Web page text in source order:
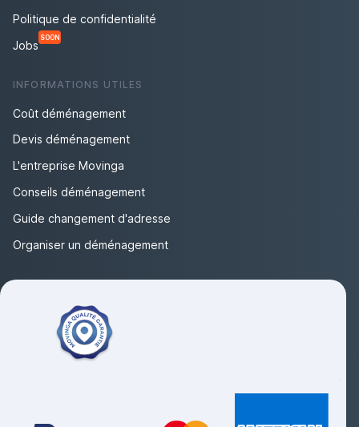
Politique de confidentialité
Jobs
SOON
INFORMATIONS UTILES
Coût déménagement
Devis déménagement
L'entreprise Movinga
Conseils déménagement
Guide changement d'adresse
Organiser un déménagement